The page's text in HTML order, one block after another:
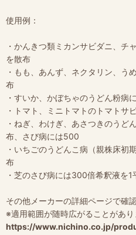
使用例：
・かんきつ類ミカンサビダニ、チ
を散布
・もも、あんず、ネクタリン、う
布
・すいか、かぼちゃのうどん粉病
・トマト、ミニトマトのトマトサ
・ねぎ、わけぎ、あさつきのう
布、さび病には500
・いちごのうどんこ病（親株床
布
・芝のさび病には300倍希釈液を
その他メーカーの詳細ページで確
※適用範囲が随時広がることがあり
https://www.nichino.co.jp/